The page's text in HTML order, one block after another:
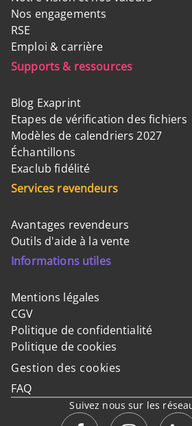
Nos engagements
RSE
Emploi & carrière
Supports & ressources
Blog Exaprint
Etapes de vérification des fichiers
Modèles de calendriers 2027
Échantillons
Exaclub fidélité
Services revendeurs
Avantages revendeurs
Outils d'aide à la vente
Informations utiles
Mentions légales
CGV
Politique de confidentialité
Politique de cookies
Gestion des cookies
FAQ
Suivez nous sur les